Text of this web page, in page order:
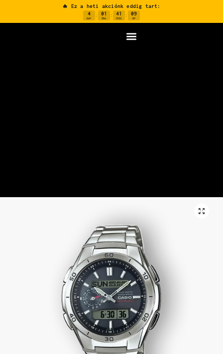
🔥 Ez a heti akciónk eddig tart:
4
NAP
: 01
ÓRA
: 41
PERC
: 08
MP